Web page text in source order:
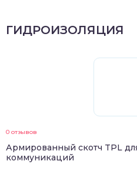
ГИДРОИЗОЛЯЦИЯ
0 отзывов
Армированный скотч TPL
коммуникаций